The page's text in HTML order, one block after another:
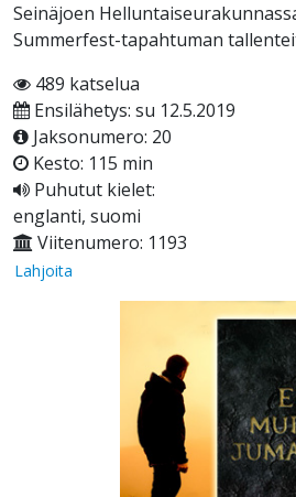
Seinäjoen
Summerfest-tapahtuman
489 katselua
Ensilähetys: su 12.5.2019
Jaksonumero: 20
Kesto: 115 min
Puhutut kielet:
englanti, suomi
Viitenumero: 1193
Lahjoita